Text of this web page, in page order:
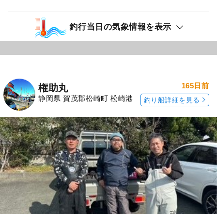
釣行当日の気象情報を表示
権助丸
静岡県 賀茂郡松崎町 松崎港
165日前
釣り船詳細を見る